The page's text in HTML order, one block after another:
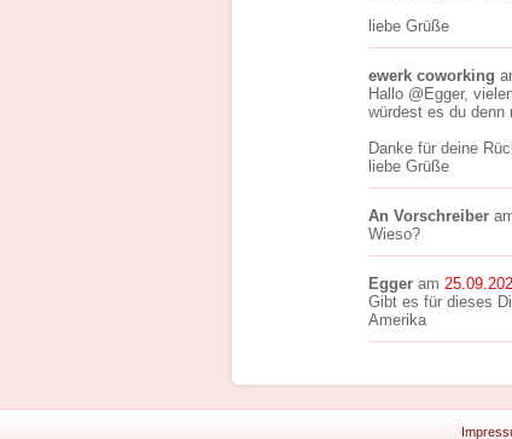
liebe Grüße
ewerk coworking
Hallo @Egger,
würdest es du denn
Danke für deine
liebe Grüße
An Vorschreiber
Wieso?
Egger am
Gibt es für dieses
Amerika